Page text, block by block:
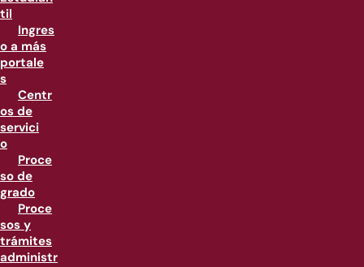
til
Ingres
o a más
portale
s
Centr
os de
servici
o
Proce
so de
grado
Proce
sos y
trámites
administr